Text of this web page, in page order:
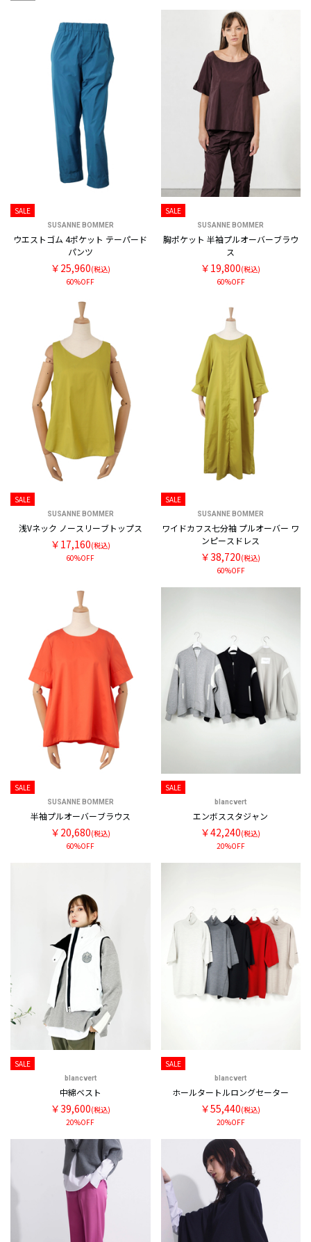
SALE
SUSANNE BOMMER
ウエストゴム 4ポケット テーパード
パンツ
￥25,960(税込)
60%OFF
SALE
SUSANNE BOMMER
胸ポケット 半袖プルオーバーブラウ
ス
￥19,800(税込)
60%OFF
SALE
SUSANNE BOMMER
浅Vネック ノースリーブトップス
￥17,160(税込)
60%OFF
SALE
SUSANNE BOMMER
ワイドカフス七分袖 プルオーバー ワ
ンピースドレス
￥38,720(税込)
60%OFF
SALE
SUSANNE BOMMER
半袖プルオーバーブラウス
￥20,680(税込)
60%OFF
SALE
blancvert
エンボススタジャン
￥42,240(税込)
20%OFF
SALE
blancvert
中綿ベスト
￥39,600(税込)
20%OFF
SALE
blancvert
ホールタートルロングセーター
￥55,440(税込)
20%OFF